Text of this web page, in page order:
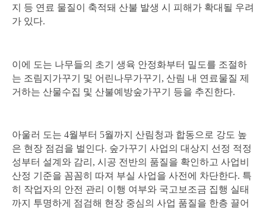
지 등 연료 물질이 축적돼 산불 발생 시 피해가 확대될 우려
가 있다.
이에 도는 나무들의 초기 생육 안정화부터 밀도를 조절하
는 조림지가꾸기 및 어린나무가꾸기 , 산림 내 연료물질 제
거하는 산물수집 및 산불예방숲가꾸기 등을 추진한다.
아울러 도는 4월부터 5월까지 산림청과 합동으로 강도 높
은 현장 점검을 벌인다. 숲가꾸기 사업의 대상지 선정 적정
성부터 설계와 감리 , 시공 전반의 품질을 확인하고 사업비
산정 기준을 꼼꼼히 따져 부실 사업을 사전에 차단한다. 특
히 작업자의 안전 관리 이행 여부와 국고보조금 집행 실태
까지 투명하게 점검해 현장 중심의 사업 품질을 한층 끌어